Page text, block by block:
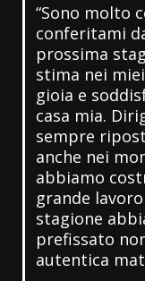
“Sono molto
conferitami
prossima
stima nei
gioia e
casa mia.
sempre
anche nei
abbiamo
grande
stagione
prefissato
autentica